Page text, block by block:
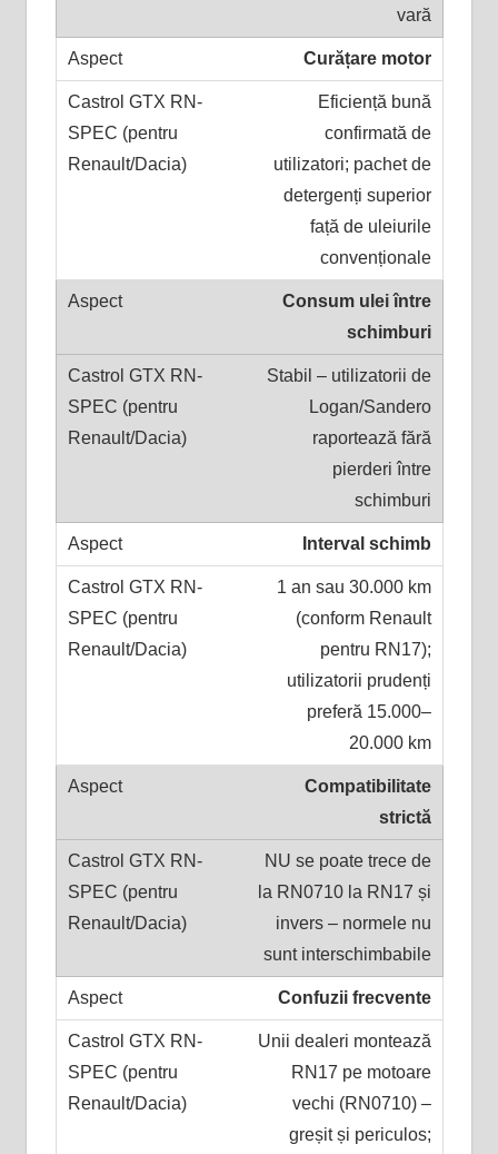
vară
Curățare motor
Eficiență bună
confirmată de
utilizatori; pachet de
detergenți superior
față de uleiurile
convenționale
Consum ulei între
schimburi
Stabil – utilizatorii de
Logan/Sandero
raportează fără
pierderi între
schimburi
Interval schimb
1 an sau 30.000 km
(conform Renault
pentru RN17);
utilizatorii prudenți
preferă 15.000–
20.000 km
Compatibilitate
strictă
NU se poate trece de
la RN0710 la RN17 și
invers – normele nu
sunt interschimbabile
Confuzii frecvente
Unii dealeri montează
RN17 pe motoare
vechi (RN0710) –
greșit și periculos;